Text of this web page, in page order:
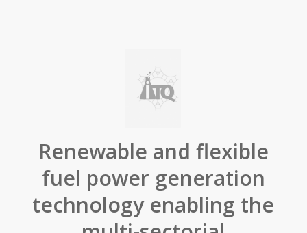
Renewable and flexible
fuel power generation
technology enabling the